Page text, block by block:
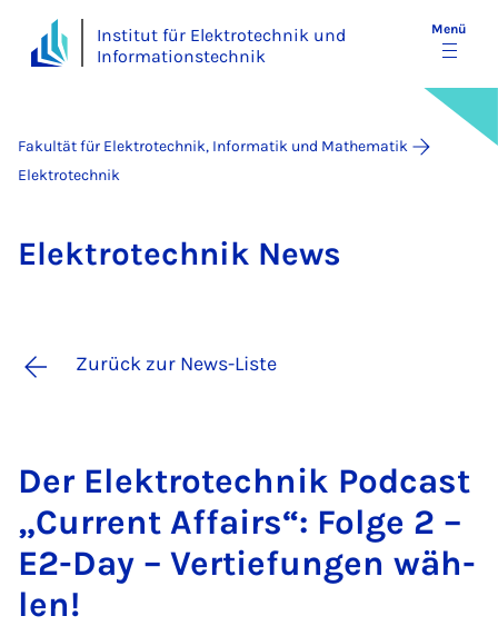
Institut für Elektrotechnik und
Informationstechnik
Menü
Fakultät für Elektrotechnik, Informatik und Mathematik
Elektrotechnik
Elek­tro­tech­nik News
Zurück zur News-Liste
Der Elek­tro­tech­nik Pod­cast
„Cur­rent Af­fairs“: Fol­ge 2 –
E2-Day – Ver­tie­fun­gen wäh­
len!